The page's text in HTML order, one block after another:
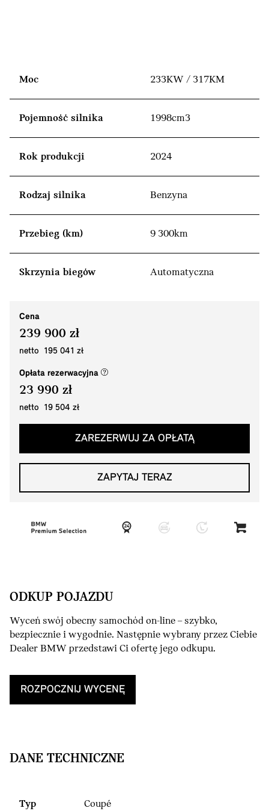
Moc 233KW / 317KM
Pojemność silnika 1998cm3
Rok produkcji 2024
Rodzaj silnika Benzyna
Przebieg (km) 9 300km
Skrzynia biegów Automatyczna
Cena
239 900 zł
netto 195 041 zł
Opłata rezerwacyjna (nowe okno)
23 990 zł
netto 19 504 zł
ZAREZERWUJ ZA OPŁATĄ
ZAPYTAJ TERAZ
ODKUP POJAZDU
Wyceń swój obecny samochód on-line – szybko,
bezpiecznie i wygodnie. Następnie wybrany przez Ciebie
Dealer BMW przedstawi Ci ofertę jego odkupu.
ROZPOCZNIJ WYCENĘ
DANE TECHNICZNE
Typ
Coupé